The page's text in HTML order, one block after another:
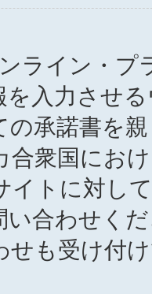
ライン・
を入力させ
の承諾書を
合衆国にお
イトに対し
い合わせく
せも受け付